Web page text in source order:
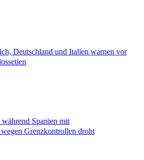
Deutschland und Italien warnen vor
Spanien mit
Grenzkontrollen droht